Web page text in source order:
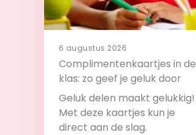
6 augustus 2026
Complimentenkaartjes in de
klas: zo geef je geluk door
Geluk delen maakt gelukkig!
Met deze kaartjes kun je
direct aan de slag.